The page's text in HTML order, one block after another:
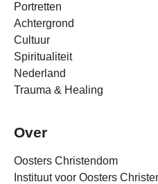
Portretten
Achtergrond
Cultuur
Spiritualiteit
Nederland
Trauma & Healing
Over
Oosters Christendom
Instituut voor Oosters